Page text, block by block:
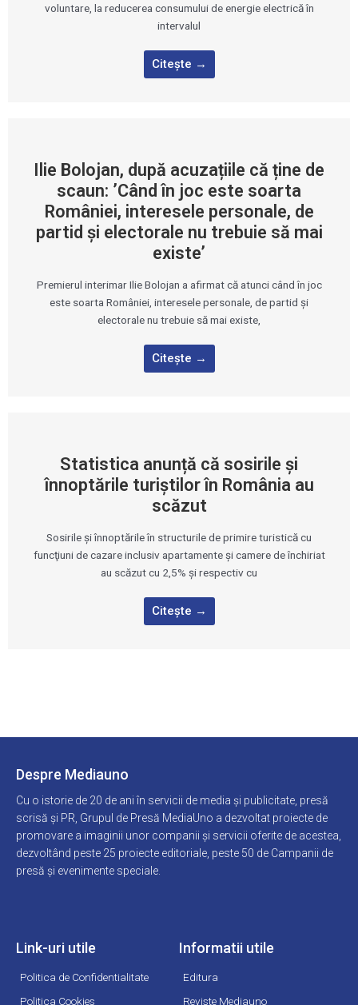
voluntare, la reducerea consumului de energie electrică în
intervalul
Citește →
Ilie Bolojan, după acuzațiile că ține de
scaun: ’Când în joc este soarta
României, interesele personale, de
partid şi electorale nu trebuie să mai
existe’
Premierul interimar Ilie Bolojan a afirmat că atunci când în joc
este soarta României, interesele personale, de partid şi
electorale nu trebuie să mai existe,
Citește →
Statistica anunță că sosirile şi
înnoptările turiştilor în România au
scăzut
Sosirile şi înnoptările în structurile de primire turistică cu
funcţiuni de cazare inclusiv apartamente şi camere de închiriat
au scăzut cu 2,5% şi respectiv cu
Citește →
Despre Mediauno
Cu o istorie de 20 de ani în servicii de media și publicitate, presă
scrisă și PR, Grupul de Presă MediaUno a dezvoltat proiecte de
promovare a imaginii unor companii și servicii oferite de acestea,
dezvoltând peste 25 proiecte editoriale, peste 50 de Campanii de
presă și evenimente speciale.
Link-uri utile
Politica de Confidentialitate
Politica Cookies
Informatii utile
Editura
Reviste Mediauno